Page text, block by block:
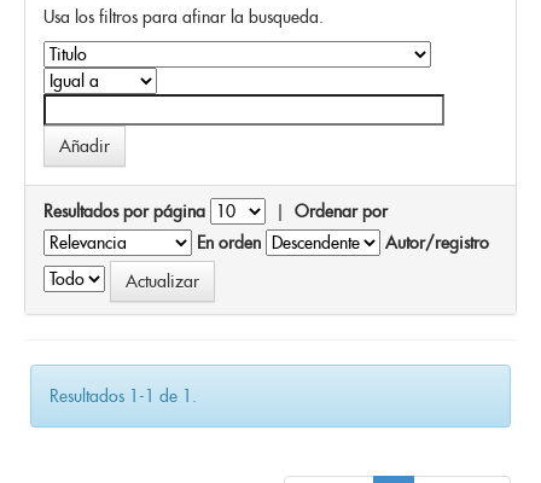
Usa los filtros para afinar la busqueda.
Resultados por página | Ordenar por
En orden
Autor/registro
Resultados 1-1 de 1.